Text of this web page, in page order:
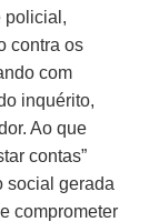
policial,
contra os
com
inquérito,
Ao que
contas”
social gerada
comprometer